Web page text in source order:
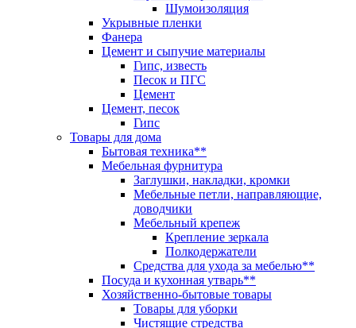
Шумоизоляция
Укрывные пленки
Фанера
Цемент и сыпучие материалы
Гипс, известь
Песок и ПГС
Цемент
Цемент, песок
Гипс
Товары для дома
Бытовая техника**
Мебельная фурнитура
Заглушки, накладки, кромки
Мебельные петли, направляющие,
доводчики
Мебельный крепеж
Крепление зеркала
Полкодержатели
Средства для ухода за мебелью**
Посуда и кухонная утварь**
Хозяйственно-бытовые товары
Товары для уборки
Чистящие стредства